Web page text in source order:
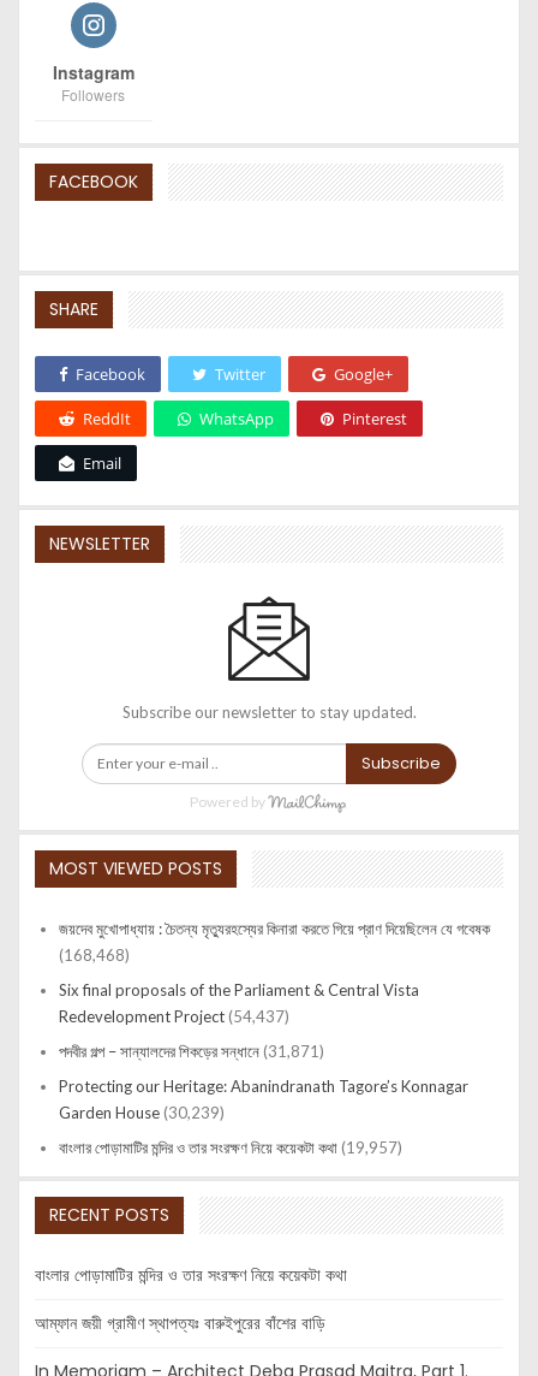
Instagram
Followers
FACEBOOK
SHARE
Facebook Twitter Google+
ReddIt WhatsApp Pinterest
Email
NEWSLETTER
Subscribe our newsletter to stay updated.
Subscribe
Powered by
MOST VIEWED POSTS
জয়দেব মুখোপাধ্যায় : চৈতন্য মৃত্যুরহস্যের কিনারা করতে গিয়ে প্রাণ দিয়েছিলেন যে গবেষক
(168,468)
Six final proposals of the Parliament & Central Vista
Redevelopment Project (54,437)
পদবীর গল্প – সান্যালদের শিকড়ের সন্ধানে (31,871)
Protecting our Heritage: Abanindranath Tagore’s Konnagar
Garden House (30,239)
বাংলার পোড়ামাটির মন্দির ও তার সংরক্ষণ নিয়ে কয়েকটা কথা (19,957)
RECENT POSTS
বাংলার পোড়ামাটির মন্দির ও তার সংরক্ষণ নিয়ে কয়েকটা কথা
আম্ফান জয়ী গ্রামীণ স্থাপত্যঃ বারুইপুরের বাঁশের বাড়ি
In Memoriam – Architect Deba Prasad Maitra, Part 1.